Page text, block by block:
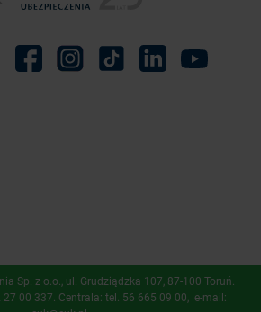
Sp. z o.o., ​ul. Grudziądzka 107, 87-100 Toruń.
27 00 337. Centrala: tel. 56 665 09 00, e-mail: